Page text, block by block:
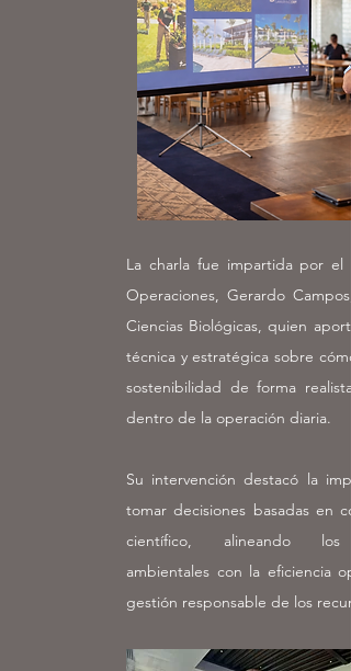
La charla fue impartida por el
Operaciones, Gerardo
Ciencias Biológicas, quien
técnica y estratégica sobre
sostenibilidad de forma
dentro de la operación diaria.
Su intervención destacó la
tomar decisiones basadas en
científico, alineando los
ambientales con la eficiencia
gestión responsable de los